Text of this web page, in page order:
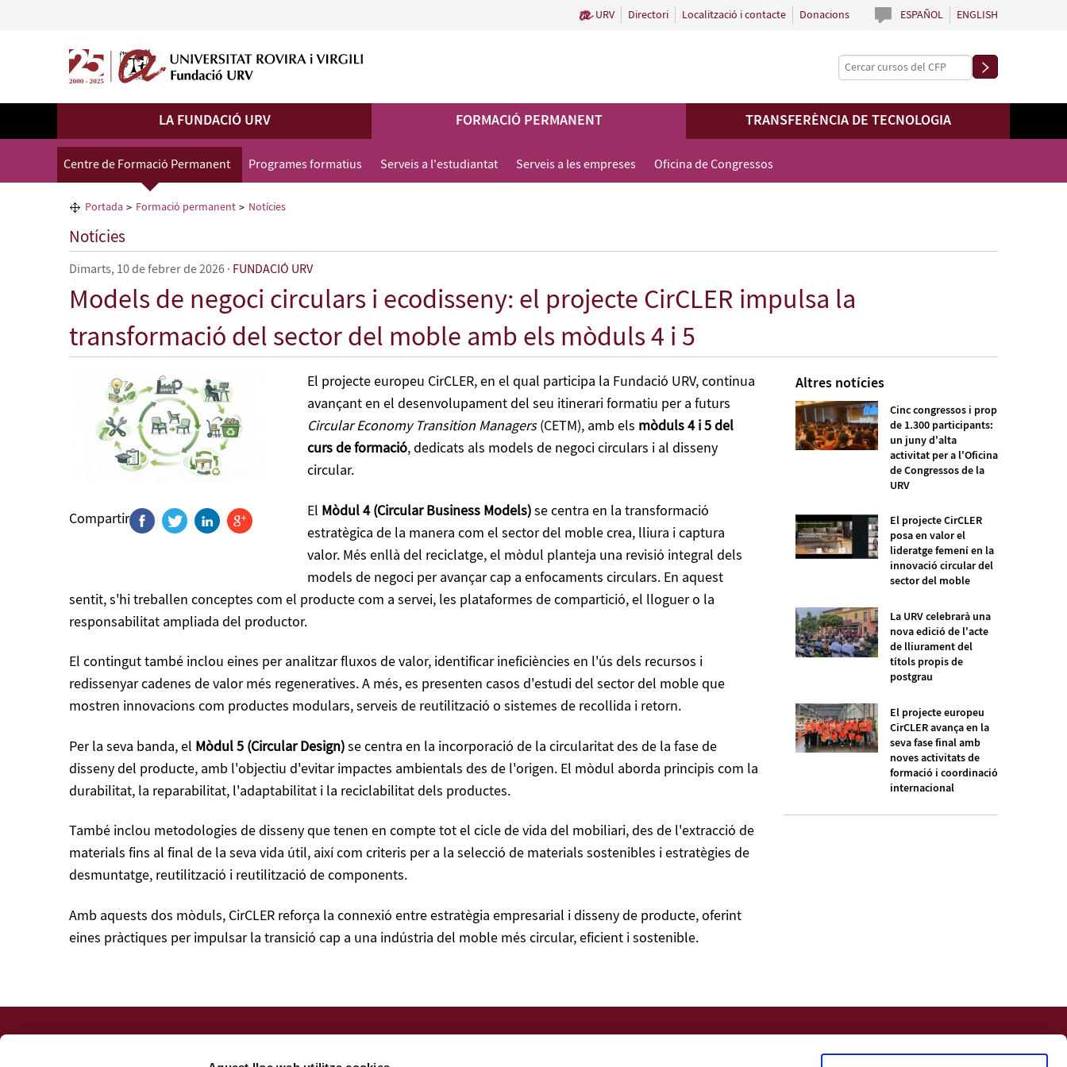
ESPAÑOL ENGLISH
URV Directori Localització i contacte Donacions
LA FUNDACIÓ URV FORMACIÓ PERMANENT TRANSFERÈNCIA DE TECNOLOGIA
Centre de Formació Permanent Programes formatius Serveis a l'estudiantat Serveis a les empreses Oficina de Congressos
Portada Formació permanent Notícies
Notícies
Dimarts, 10 de febrer de 2026· FUNDACIÓ URV
Models de negoci circulars i ecodisseny: el projecte CirCLER impulsa la
transformació del sector del moble amb els mòduls 4 i 5
Compartir
El projecte europeu CirCLER, en el qual participa la Fundació URV, continua
avançant en el desenvolupament del seu itinerari formatiu per a futurs
Circular Economy Transition Managers(CETM), amb els mòduls 4 i 5 del
curs de formació, dedicats als models de negoci circulars i al disseny
circular.
El Mòdul 4 (Circular Business Models)se centra en la transformació
estratègica de la manera com el sector del moble crea, lliura i captura
valor. Més enllà del reciclatge, el mòdul planteja una revisió integral dels
models de negoci per avançar cap a enfocaments circulars. En aquest
sentit, s'hi treballen conceptes com el producte com a servei, les plataformes de compartició, el lloguer o la
responsabilitat ampliada del productor.
El contingut també inclou eines per analitzar fluxos de valor, identificar ineficiències en l'ús dels recursos i
redissenyar cadenes de valor més regeneratives. A més, es presenten casos d'estudi del sector del moble que
mostren innovacions com productes modulars, serveis de reutilització o sistemes de recollida i retorn.
Per la seva banda, el Mòdul 5 (Circular Design)se centra en la incorporació de la circularitat des de la fase de
disseny del producte, amb l'objectiu d'evitar impactes ambientals des de l'origen. El mòdul aborda principis com la
durabilitat, la reparabilitat, l'adaptabilitat i la reciclabilitat dels productes.
També inclou metodologies de disseny que tenen en compte tot el cicle de vida del mobiliari, des de l'extracció de
materials fins al final de la seva vida útil, així com criteris per a la selecció de materials sostenibles i estratègies de
desmuntatge, reutilització i reutilització de components.
Amb aquests dos mòduls, CirCLER reforça la connexió entre estratègia empresarial i disseny de producte, oferint
eines pràctiques per impulsar la transició cap a una indústria del moble més circular, eficient i sostenible.
Altres notícies
Cinc congressos i prop
de 1.300 participants:
un juny d'alta
activitat per a l'Oficina
de Congressos de la
URV
El projecte CirCLER
posa en valor el
lideratge femení en la
innovació circular del
sector del moble
La URV celebrarà una
nova edició de l'acte
de lliurament del
títols propis de
postgrau
El projecte europeu
CirCLER avança en la
seva fase final amb
noves activitats de
formació i coordinació
internacional
Centre de Formació Permanent